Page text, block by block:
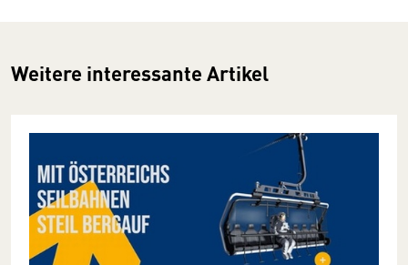
Weitere interessante Artikel